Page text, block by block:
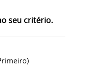
seu critério.